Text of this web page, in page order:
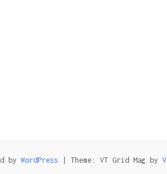
by WordPress Theme: VT Grid Mag by